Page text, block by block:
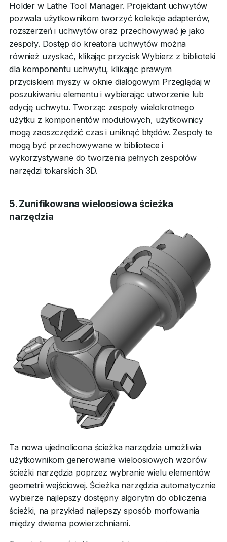
Holder w Lathe Tool Manager. Projektant uchwytów
pozwala użytkownikom tworzyć kolekcje adapterów,
rozszerzeń i uchwytów oraz przechowywać je jako
zespoły. Dostęp do kreatora uchwytów można
również uzyskać, klikając przycisk Wybierz z biblioteki
dla komponentu uchwytu, klikając prawym
przyciskiem myszy w oknie dialogowym Przeglądaj w
poszukiwaniu elementu i wybierając utworzenie lub
edycję uchwytu. Tworząc zespoły wielokrotnego
użytku z komponentów modułowych, użytkownicy
mogą zaoszczędzić czas i uniknąć błędów. Zespoły te
mogą być przechowywane w bibliotece i
wykorzystywane do tworzenia pełnych zespołów
narzędzi tokarskich 3D.
5. Zunifikowana wieloosiowa ścieżka
narzędzia
Ta nowa ujednolicona ścieżka narzędzia umożliwia
użytkownikom generowanie wieloosiowych wzorów
ścieżki narzędzia poprzez wybranie wielu elementów
geometrii wejściowej. Ścieżka narzędzia automatycznie
wybierze najlepszy dostępny algorytm do obliczenia
ścieżki, na przykład najlepszy sposób morfowania
między dwiema powierzchniami.